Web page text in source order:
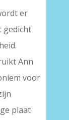
er
gedicht
Ann
voor
plaat